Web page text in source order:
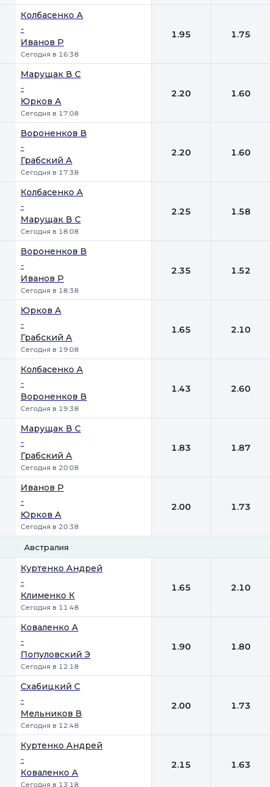
Колбасенко А
-
Иванов Р
Сегодня в 16:38
1.95 1.75
Марущак В С
-
Юрков А
Сегодня в 17:08
2.20 1.60
Вороненков В
-
Грабский А
Сегодня в 17:38
2.20 1.60
Колбасенко А
-
Марущак В С
Сегодня в 18:08
2.25 1.58
Вороненков В
-
Иванов Р
Сегодня в 18:38
2.35 1.52
Юрков А
-
Грабский А
Сегодня в 19:08
1.65 2.10
Колбасенко А
-
Вороненков В
Сегодня в 19:38
1.43 2.60
Марущак В С
-
Грабский А
Сегодня в 20:08
1.83 1.87
Иванов Р
-
Юрков А
Сегодня в 20:38
2.00 1.73
Австралия
Куртенко Андрей
-
Клименко К
Сегодня в 11:48
1.65 2.10
Коваленко А
-
Популовский Э
Сегодня в 12:18
1.90 1.80
Схабицкий С
-
Мельников В
Сегодня в 12:48
2.00 1.73
Куртенко Андрей
-
Коваленко А
Сегодня в 13:18
2.15 1.63